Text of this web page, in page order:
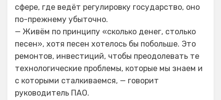
сфере, где ведёт регулировку государство, оно
по-прежнему убыточно.
— Живём по принципу «сколько денег, столько
песен», хотя песен хотелось бы побольше. Это
ремонтов, инвестиций, чтобы преодолевать те
технологические проблемы, которые мы знаем и
с которыми сталкиваемся, — говорит
руководитель ПАО.